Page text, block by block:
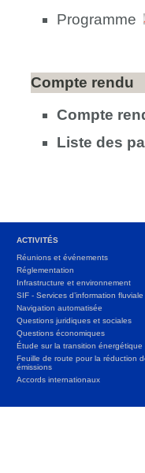
Programme
Compte rendu
Compte
Liste des
ACTIVITÉS
Réunions et événements
Réglementation
Infrastructure et environnement
SIF - Services d’information fluviale
Navigation automatisée
Questions juridiques et sociales
Questions économiques
Étude sur la transition énergétique
Feuille de route pour la réduction
émissions
Accords internationaux